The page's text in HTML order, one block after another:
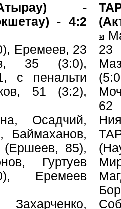
-
- 4:2
Еремеев, 23
35 (3:0),
с пенальти
51 (3:2),
Осадчий,
Баймаханов,
(Ершеев, 85),
Гуртуев
Еремеев
23
62